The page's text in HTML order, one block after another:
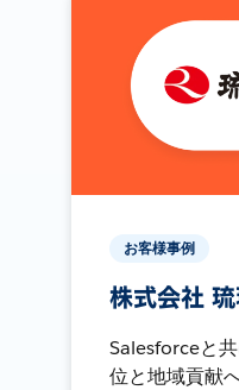
お客様事例
株式会社
Salesforceと
位と地域貢献